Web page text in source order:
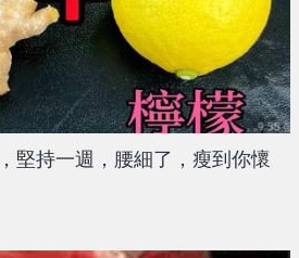
堅持一週，腰細了，瘦到你懷